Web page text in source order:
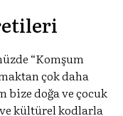
“Komşum
çok daha
bize doğa ve çocuk
kültürel kodlarla